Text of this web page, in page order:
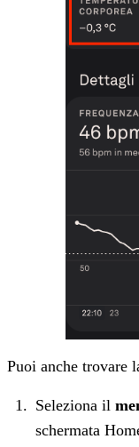
Puoi anche trovare
Seleziona il
schermata